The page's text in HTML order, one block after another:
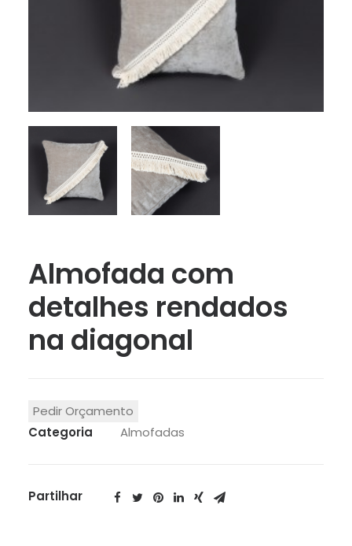
Almofada com
detalhes rendados
na diagonal
Pedir Orçamento
Categoria
Almofadas
Partilhar